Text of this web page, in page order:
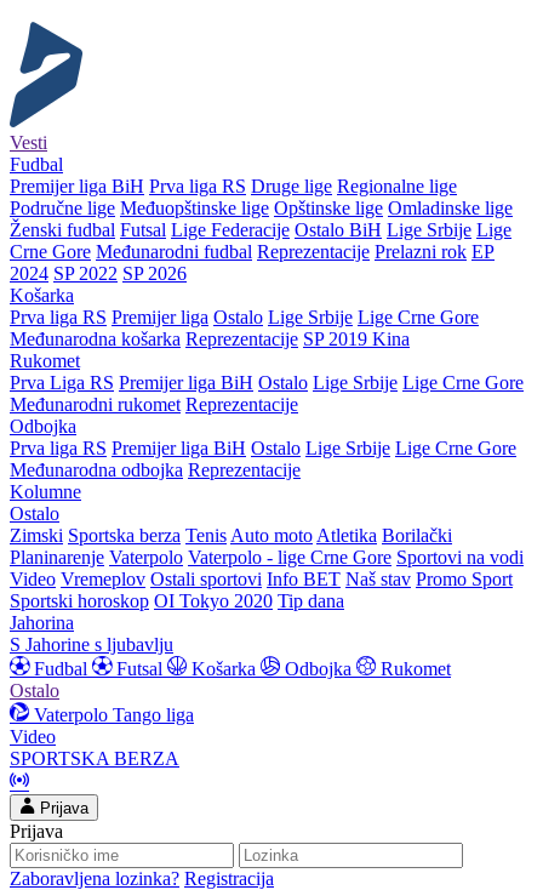
Vesti
Fudbal
Premijer liga BiH Prva liga RS Druge lige Regionalne lige
Područne lige Međuopštinske lige Opštinske lige Omladinske lige
Ženski fudbal Futsal Lige Federacije Ostalo BiH Lige Srbije Lige
Crne Gore Međunarodni fudbal Reprezentacije Prelazni rok EP
2024 SP 2022 SP 2026
Košarka
Prva liga RS Premijer liga Ostalo Lige Srbije Lige Crne Gore
Međunarodna košarka Reprezentacije SP 2019 Kina
Rukomet
Prva Liga RS Premijer liga BiH Ostalo Lige Srbije Lige Crne Gore
Međunarodni rukomet Reprezentacije
Odbojka
Prva liga RS Premijer liga BiH Ostalo Lige Srbije Lige Crne Gore
Međunarodna odbojka Reprezentacije
Kolumne
Ostalo
Zimski Sportska berza Tenis Auto moto Atletika Borilački
Planinarenje Vaterpolo Vaterpolo - lige Crne Gore Sportovi na vodi
Video Vremeplov Ostali sportovi Info BET Naš stav Promo Sport
Sportski horoskop OI Tokyo 2020 Tip dana
Jahorina
S Jahorine s ljubavlju
Fudbal
Futsal Košarka Odbojka
Rukomet
Ostalo
Vaterpolo Tango liga
Video
SPORTSKA BERZA
Prijava
Prijava
Zaboravljena lozinka? Registracija